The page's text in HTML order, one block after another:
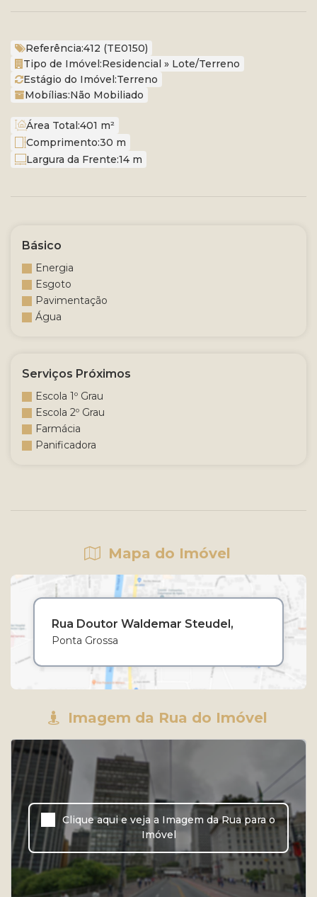
Referência:412 (TE0150)
Tipo de Imóvel:Residencial » Lote/Terreno
Estágio do Imóvel:Terreno
Mobílias:Não Mobiliado
Área Total:401 m²
Comprimento:30 m
Largura da Frente:14 m
Básico
Energia
Esgoto
Pavimentação
Água
Serviços Próximos
Escola 1º Grau
Escola 2º Grau
Farmácia
Panificadora
Mapa do Imóvel
Rua Doutor Waldemar Steudel
Ponta Grossa
Imagem da Rua do Imóvel
Clique aqui e veja a Imagem da Ruapara o
Imóvel